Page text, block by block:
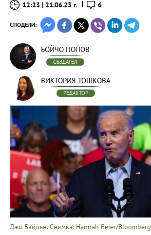
12:23 | 21.06.23 г. 6
СПОДЕЛИ:
БОЙЧО ПОПОВ
СЪЗДАТЕЛ
ВИКТОРИЯ ТОШКОВА
РЕДАКТОР
Джо Байдън. Снимка: Hannah Beier/Bloomberg